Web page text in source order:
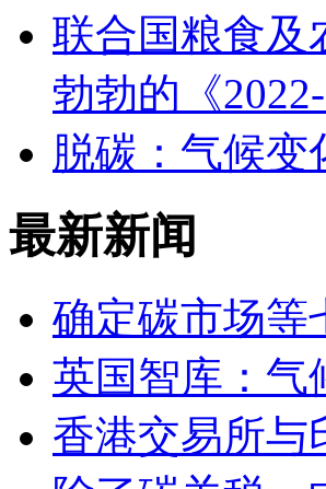
联合国粮食及
勃勃的《
脱碳：气候变
最新新闻
确定碳市场等
英国智库：气
香港交易所与